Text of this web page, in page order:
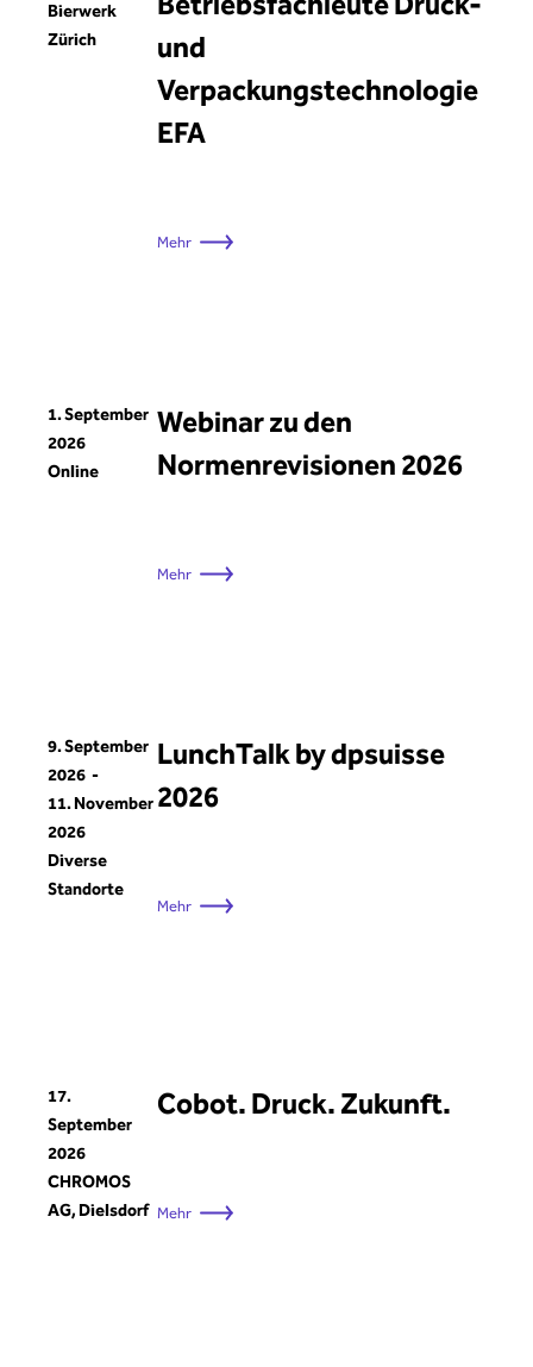
Bierwerk
Zürich
und
Verpackungstechnologie
EFA
Mehr
1. September
2026
Online
Webinar zu den
Normenrevisionen 2026
Mehr
9. September
2026
11. November
2026
Diverse
Standorte
LunchTalk by dpsuisse
2026
Mehr
17.
September
2026
CHROMOS
AG, Dielsdorf
Cobot. Druck. Zukunft.
Mehr